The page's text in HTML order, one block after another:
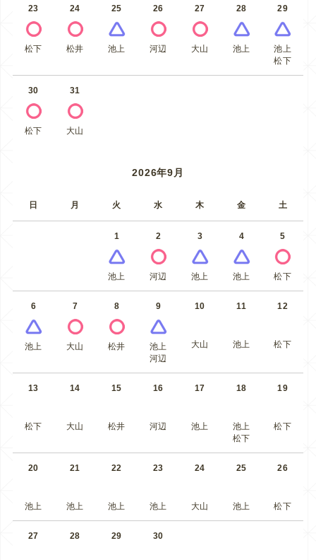
23
松下
24
松井
25
池上
26
河辺
27
大山
28
池上
29
池上
松下
30
松下
31
大山
2026年9月
日 月 火 水 木 金 土
1
池上
2
河辺
3
池上
4
池上
5
松下
6
池上
7
大山
8
松井
9
池上
河辺
10
大山
11
池上
12
松下
13
松下
14
大山
15
松井
16
河辺
17
池上
18
池上
松下
19
松下
20
池上
21
池上
22
池上
23
池上
24
大山
25
池上
26
松下
27 28 29 30